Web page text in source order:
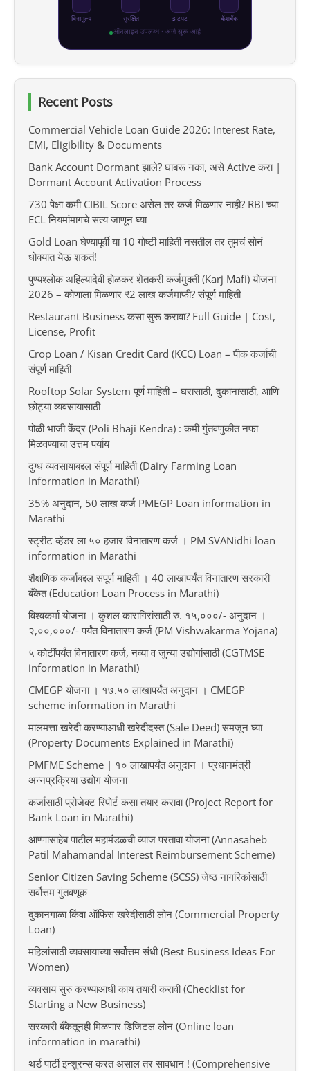
विनामूल्य सुरक्षित झटपट कॅशबॅक
ऑनलाइन उपलब्ध · अर्ज सुरू आहे
Recent Posts
Commercial Vehicle Loan Guide 2026: Interest Rate,
EMI, Eligibility & Documents
Bank Account Dormant झाले? घाबरू नका, असे Active करा |
Dormant Account Activation Process
730 पेक्षा कमी CIBIL Score असेल तर कर्ज मिळणार नाही? RBI च्या
ECL नियमांमागचे सत्य जाणून घ्या
Gold Loan घेण्यापूर्वी या 10 गोष्टी माहिती नसतील तर तुमचं सोनं
धोक्यात येऊ शकतं!
पुण्यश्लोक अहिल्यादेवी होळकर शेतकरी कर्जमुक्ती (Karj Mafi) योजना
2026 – कोणाला मिळणार ₹2 लाख कर्जमाफी? संपूर्ण माहिती
Restaurant Business कसा सुरू करावा? Full Guide | Cost,
License, Profit
Crop Loan / Kisan Credit Card (KCC) Loan – पीक कर्जाची
संपूर्ण माहिती
Rooftop Solar System पूर्ण माहिती – घरासाठी, दुकानासाठी, आणि
छोट्या व्यवसायासाठी
पोळी भाजी केंद्र (Poli Bhaji Kendra) : कमी गुंतवणुकीत नफा
मिळवण्याचा उत्तम पर्याय
दुग्ध व्यवसायाबद्दल संपूर्ण माहिती (Dairy Farming Loan
Information in Marathi)
35% अनुदान, 50 लाख कर्ज PMEGP Loan information in
Marathi
स्ट्रीट व्हेंडर ला ५० हजार विनातारण कर्ज । PM SVANidhi loan
information in Marathi
शैक्षणिक कर्जाबद्दल संपूर्ण माहिती । 40 लाखांपर्यंत विनातारण सरकारी
बँकेत (Education Loan Process in Marathi)
विश्वकर्मा योजना । कुशल कारागिरांसाठी रु. १५,०००/- अनुदान ।
२,००,०००/- पर्यंत विनातारण कर्ज (PM Vishwakarma Yojana)
५ कोटींपर्यंत विनातारण कर्ज, नव्या व जुन्या उद्योगांसाठी (CGTMSE
information in Marathi)
CMEGP योजना । १७.५० लाखापर्यंत अनुदान । CMEGP
scheme information in Marathi
मालमत्ता खरेदी करण्याआधी खरेदीदस्त (Sale Deed) समजून घ्या
(Property Documents Explained in Marathi)
PMFME Scheme | १० लाखापर्यंत अनुदान । प्रधानमंत्री
अन्नप्रक्रिया उद्योग योजना
कर्जासाठी प्रोजेक्ट रिपोर्ट कसा तयार करावा (Project Report for
Bank Loan in Marathi)
आण्णासाहेब पाटील महामंडळची व्याज परतावा योजना (Annasaheb
Patil Mahamandal Interest Reimbursement Scheme)
Senior Citizen Saving Scheme (SCSS) जेष्ठ नागरिकांसाठी
सर्वोत्तम गुंतवणूक
दुकानगाळा किंवा ऑफिस खरेदीसाठी लोन (Commercial Property
Loan)
महिलांसाठी व्यवसायाच्या सर्वोत्तम संधी (Best Business Ideas For
Women)
व्यवसाय सुरु करण्याआधी काय तयारी करावी (Checklist for
Starting a New Business)
सरकारी बँकेतूनही मिळणार डिजिटल लोन (Online loan
information in marathi)
थर्ड पार्टी इन्शुरन्स करत असाल तर सावधान ! (Comprehensive